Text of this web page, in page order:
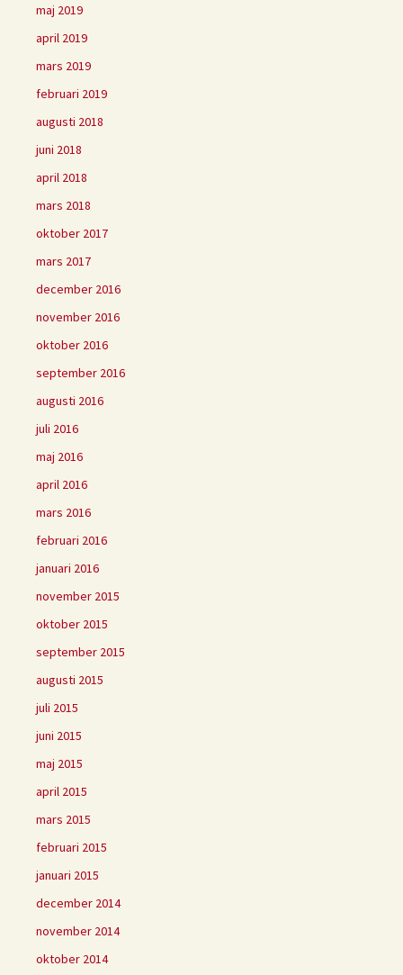
maj 2019
april 2019
mars 2019
februari 2019
augusti 2018
juni 2018
april 2018
mars 2018
oktober 2017
mars 2017
december 2016
november 2016
oktober 2016
september 2016
augusti 2016
juli 2016
maj 2016
april 2016
mars 2016
februari 2016
januari 2016
november 2015
oktober 2015
september 2015
augusti 2015
juli 2015
juni 2015
maj 2015
april 2015
mars 2015
februari 2015
januari 2015
december 2014
november 2014
oktober 2014